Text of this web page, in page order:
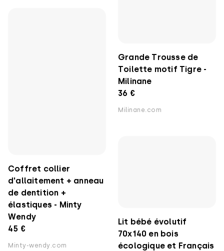
Grande Trousse de
Toilette motif Tigre -
Milinane
36 €
Milinane.com
Coffret collier
d'allaitement + anneau
de dentition +
élastiques - Minty
Wendy
45 €
Minty-wendy.com
Lit bébé évolutif
70x140 en bois
écologique et Français